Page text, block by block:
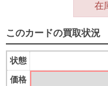
在
このカードの買取状況
状態
価格